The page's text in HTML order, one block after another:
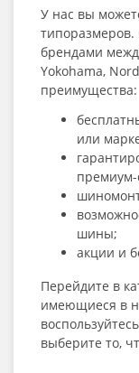
У нас вы
брендами
Yokohama,
преимущества:
или
премиум-
шины;
акции и
Перейдите в
имеющиеся в
выберите то,